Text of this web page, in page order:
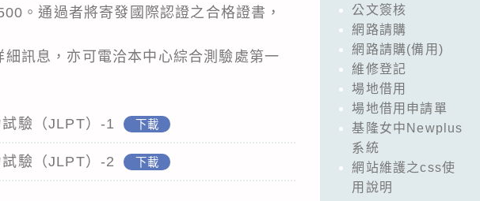
。通過者將寄發國際認證之合格證書，
訊息，亦可電洽本中心綜合測驗處第一
驗（JLPT）-1 下載
驗（JLPT）-2 下載
公文簽核
網路請購
網路請購(備用)
維修登記
場地借用
場地借用申請單
基隆女中Newplus
系統
網站維護之css使
用說明